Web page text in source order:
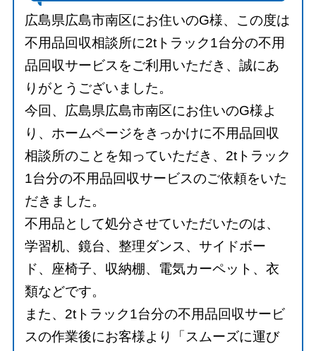
広島県広島市南区にお住いのG様、この度は
不用品回収相談所に2tトラック1台分の不用
品回収サービスをご利用いただき、誠にあ
りがとうございました。
今回、広島県広島市南区にお住いのG様よ
り、ホームページをきっかけに不用品回収
相談所のことを知っていただき、2tトラック
1台分の不用品回収サービスのご依頼をいた
だきました。
不用品として処分させていただいたのは、
学習机、鏡台、整理ダンス、サイドボー
ド、座椅子、収納棚、電気カーペット、衣
類などです。
また、2tトラック1台分の不用品回収サービ
スの作業後にお客様より「スムーズに運び